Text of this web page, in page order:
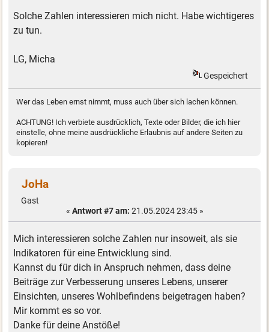
Solche Zahlen interessieren mich nicht. Habe wichtigeres
zu tun.
LG, Micha
Gespeichert
Wer das Leben ernst nimmt, muss auch über sich lachen können.
ACHTUNG! Ich verbiete ausdrücklich, Texte oder Bilder, die ich hier
einstelle, ohne meine ausdrückliche Erlaubnis auf andere Seiten zu
kopieren!
JoHa
Gast
« Antwort #7 am: 21.05.2024 23:45 »
Mich interessieren solche Zahlen nur insoweit, als sie
Indikatoren für eine Entwicklung sind.
Kannst du für dich in Anspruch nehmen, dass deine
Beiträge zur Verbesserung unseres Lebens, unserer
Einsichten, unseres Wohlbefindens beigetragen haben?
Mir kommt es so vor.
Danke für deine Anstöße!